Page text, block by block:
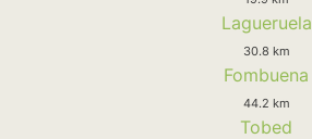
Lagueruela
30.8 km
Fombuena
44.2 km
Tobed